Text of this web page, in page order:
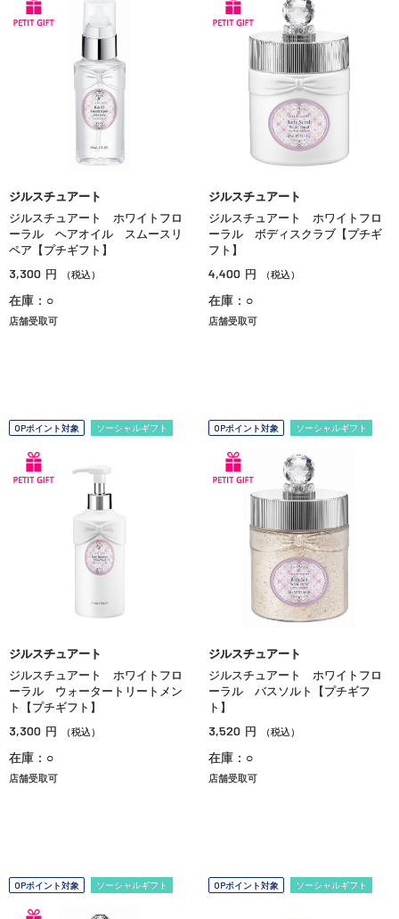
ジルスチュアート
ジルスチュアート ホワイトフロ
ーラル ヘアオイル スムースリ
ペア【プチギフト】
3,300 円 （税込）
在庫：○
店舗受取可
ジルスチュアート
ジルスチュアート ホワイトフロ
ーラル ボディスクラブ【プチギ
フト】
4,400 円 （税込）
在庫：○
店舗受取可
OPポイント対象 ソーシャルギフト
ジルスチュアート
ジルスチュアート ホワイトフロ
ーラル ウォータートリートメン
ト【プチギフト】
3,300 円 （税込）
在庫：○
店舗受取可
OPポイント対象 ソーシャルギフト
ジルスチュアート
ジルスチュアート ホワイトフロ
ーラル バスソルト【プチギフ
ト】
3,520 円 （税込）
在庫：○
店舗受取可
OPポイント対象 ソーシャルギフト OPポイント対象 ソーシャルギフト